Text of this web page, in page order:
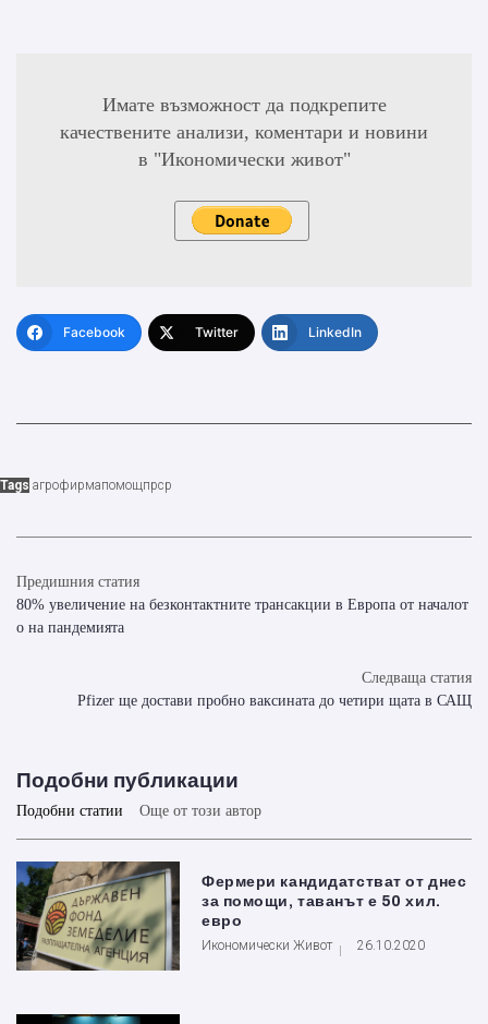
Имате възможност да подкрепите
качествените анализи, коментари и новини
в "Икономически живот"
Facebook Twitter LinkedIn
Tags агрофирмапомощпрср
Предишния статия
80% увеличение на безконтактните трансакции в Европа от началот
о на пандемията
Следваща статия
Pfizer ще достави пробно ваксината до четири щата в САЩ
Подобни публикации
Подобни статии Още от този автор
Фермери кандидатстват от днес
за помощи, таванът е 50 хил.
евро
Икономически Живот 26.10.2020